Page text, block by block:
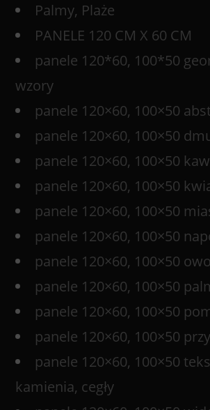
Palmy, Plaże
PANELE 120 CM X 60 CM
panele 120*60, 100*50
wzory
panele 120×60, 100×50
panele 120×60, 100×50
panele 120×60, 100×50
panele 120×60, 100×50
panele 120×60, 100×50
panele 120×60, 100×50
panele 120×60, 100×50
panele 120×60, 100×50
panele 120×60, 100×50
panele 120×60, 100×50
panele 120×60, 100×50
kamienia, cegły